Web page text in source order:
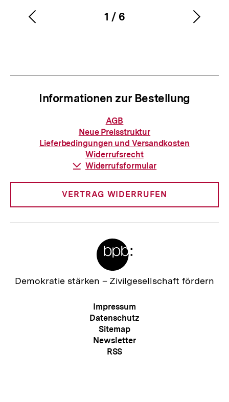
Karussellinhalt
1
von
/ 6
Vorherigen
Informationen zur Bestellung
Informationen
zur
Bestellung
AGB
Neue Preisstruktur
Lieferbedingungen und Versandkosten
Widerrufsrecht
Download-
Widerrufsformular
VERTRAG WIDERRUFEN
Zur
Demokratie stärken – Zivilgesellschaft fördern
Meta-
Navigation
Impressum
Datenschutz
Sitemap
Newsletter
RSS